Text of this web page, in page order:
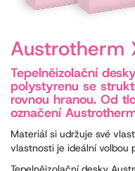
Austrotherm
Tepelněizolační
polystyrenu se
rovnou hranou. Od
označení
Materiál si udržuje své
vlastnosti je ideální volbou